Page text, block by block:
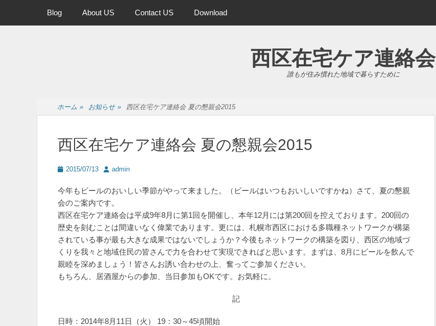
メインメニュー
プ
Blog About US Contact US Download
西区在宅ケア連絡会
誰もが住み慣れた地域で暮らすために
ホーム » お知らせ » 西区在宅ケア連絡会 夏の懇親会2015
西区在宅ケア連絡会 夏の懇親会2015
投
日
2015/07/13
投
者
admin
今年もビールのおいしい季節がやって来ました。（ビールはいつもおいしいですかね）さて、夏の懇親
会のご案内です。
西区在宅ケア連絡会は平成9年8月に第1回を開催し、本年12月には第200回を控えております。200回の
歴史を刻むことは間違いなく偉業であります。更には、札幌市西区における多職種ネットワークが構築
されている事が最も大きな成果ではないでしょうか？今後もネットワークの構築を図り、西区の地域づ
くりを我々と地域住民の皆さんで力を合わせて実現できればと思います。まずは、8月にビールを飲んで
親睦を深めましょう！皆さんお誘い合わせの上、奮ってご参加ください。
もちろん、居酒屋からの参加、当日参加もOKです。お気軽に。
記
日時：2014年8月11日（火） 19：30～45頃開始